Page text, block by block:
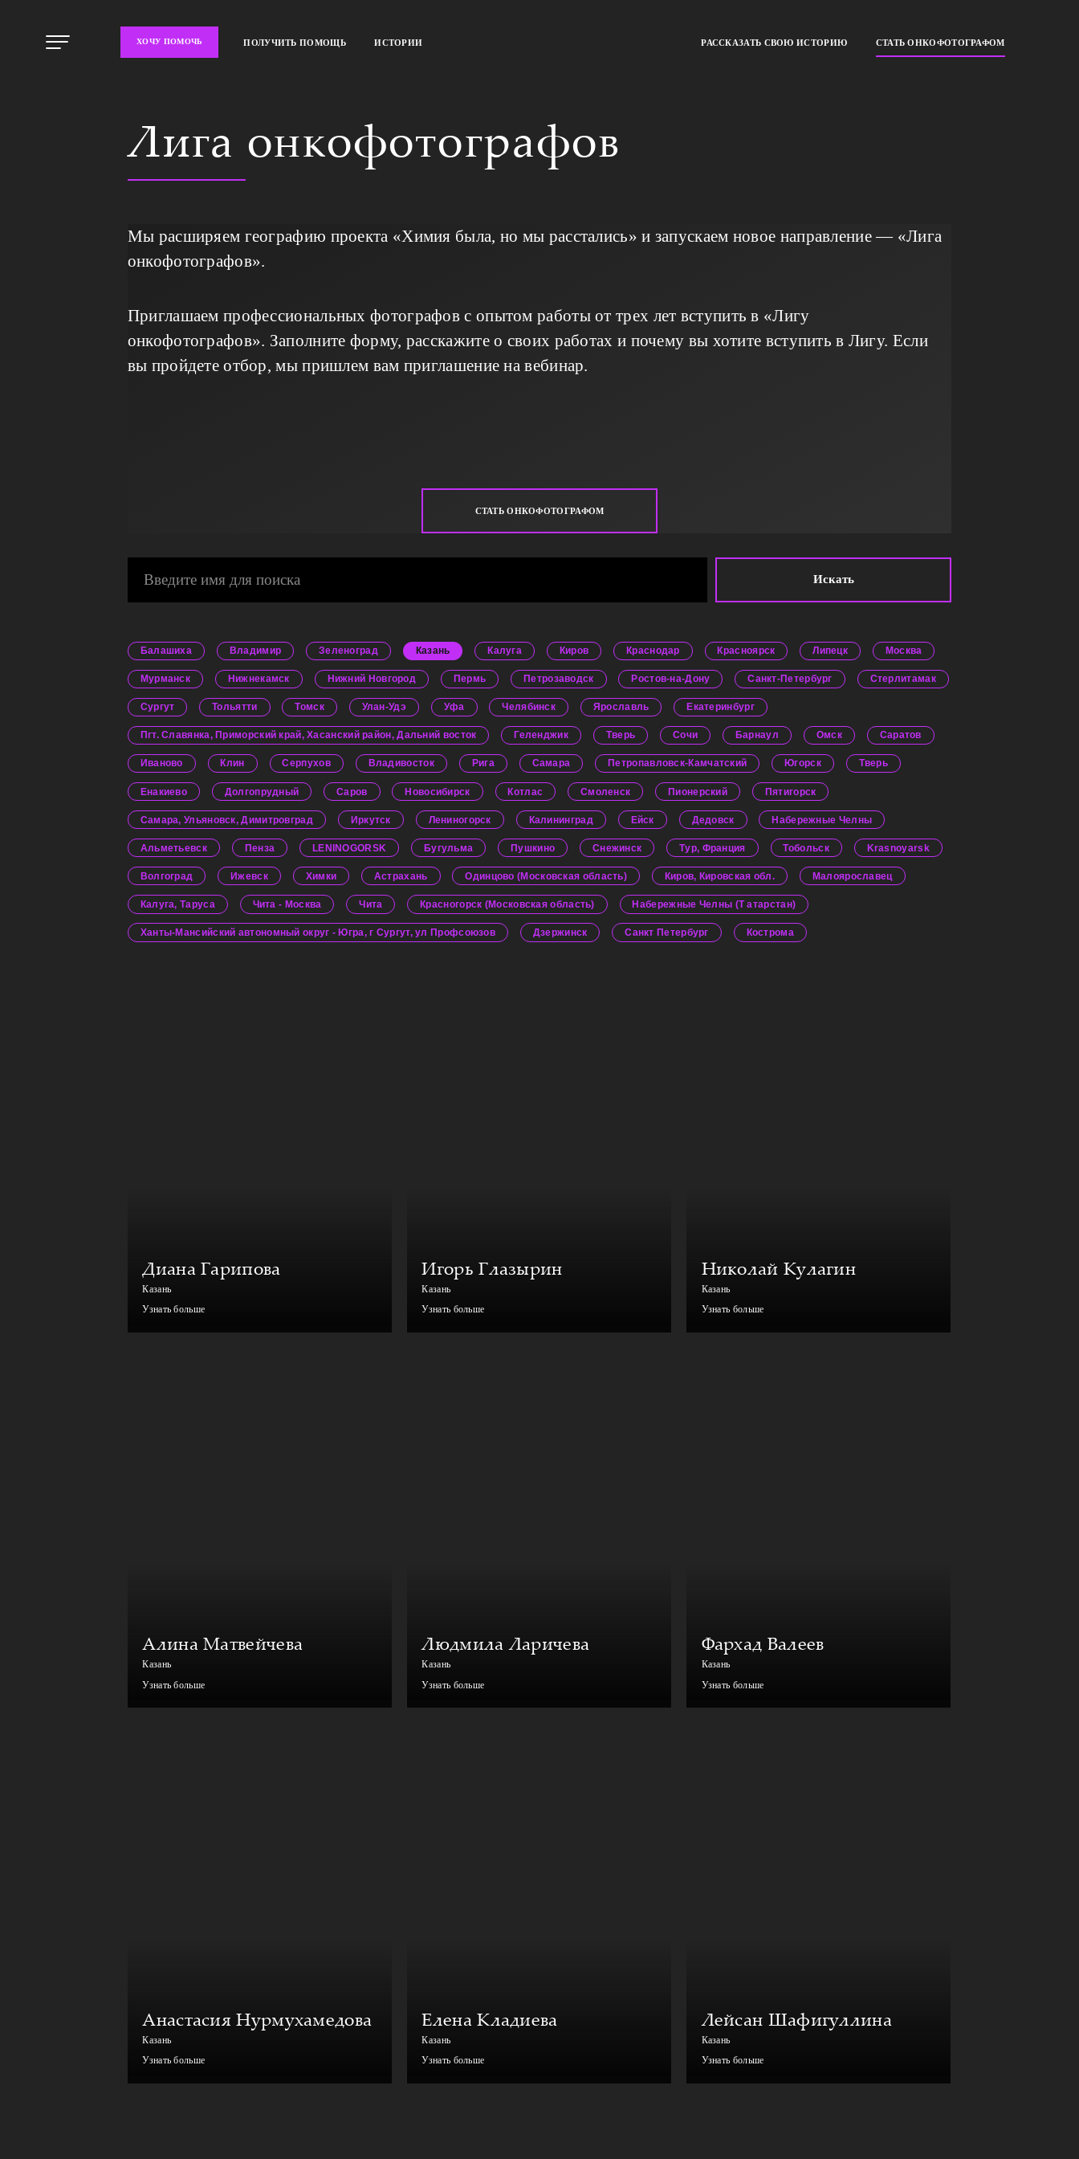
ХОЧУ ПОМОЧЬ ПОЛУЧИТЬ ПОМОЩЬ ИСТОРИИ РАССКАЗАТЬ СВОЮ ИСТОРИЮ СТАТЬ ОНКОФОТОГРАФОМ
Лига онкофотографов
Мы расширяем географию проекта «Химия была, но мы расстались» и запускаем новое направление — «Лига
онкофотографов».
Приглашаем профессиональных фотографов с опытом работы от трех лет вступить в «Лигу
онкофотографов». Заполните форму, расскажите о своих работах и почему вы хотите вступить в Лигу. Если
вы пройдете отбор, мы пришлем вам приглашение на вебинар.
СТАТЬ ОНКОФОТОГРАФОМ
Искать
Балашиха Владимир Зеленоград Казань Калуга Киров Краснодар Красноярск Липецк Москва
Мурманск Нижнекамск Нижний Новгород Пермь Петрозаводск Ростов-на-Дону Санкт-Петербург Стерлитамак
Сургут Тольятти Томск Улан-Удэ Уфа Челябинск Ярославль Екатеринбург
Пгт. Славянка, Приморский край, Хасанский район, Дальний восток Геленджик Тверь Сочи Барнаул Омск Саратов
Иваново Клин Серпухов Владивосток Рига Самара Петропавловск-Камчатский Югорск Тверь
Енакиево Долгопрудный Саров Новосибирск Котлас Смоленск Пионерский Пятигорск
Самара, Ульяновск, Димитровград Иркутск Лениногорск Калининград Ейск Дедовск Набережные Челны
Альметьевск Пенза LENINOGORSK Бугульма Пушкино Снежинск Тур, Франция Тобольск Krasnoyarsk
Волгоград Ижевск Химки Астрахань Одинцово (Московская область) Киров, Кировская обл. Малоярославец
Калуга, Таруса Чита - Москва Чита Красногорск (Московская область) Набережные Челны (Т атарстан)
Ханты-Мансийский автономный округ - Югра, г Сургут, ул Профсоюзов Дзержинск Санкт Петербург Кострома
Диана Гарипова
Казань
Узнать больше
Игорь Глазырин
Казань
Узнать больше
Николай Кулагин
Казань
Узнать больше
Алина Матвейчева
Казань
Узнать больше
Людмила Ларичева
Казань
Узнать больше
Фархад Валеев
Казань
Узнать больше
Анастасия Нурмухамедова
Казань
Узнать больше
Елена Кладиева
Казань
Узнать больше
Лейсан Шафигуллина
Казань
Узнать больше